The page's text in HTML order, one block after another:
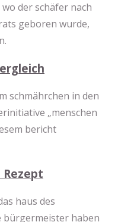
der schäfer nach
geboren wurde,
schmährchen in den
„menschen
bericht
haus des
bürgermeister haben